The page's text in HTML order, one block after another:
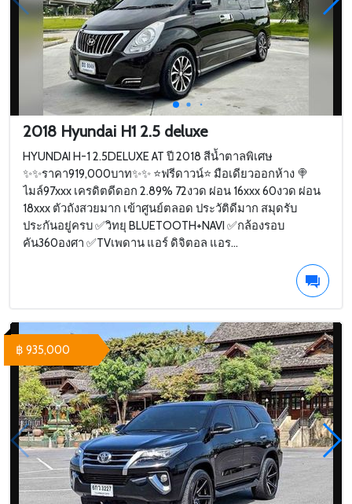
2018 Hyundai H1 2.5 deluxe
HYUNDAI H-1 2.5DELUXE AT ปี 2018 สีน้ำตาลพิเศษ
✨✨ราคา919,000บาท✨✨ ⭐️ฟรีดาวน์⭐️ มือเดียวออกห้าง 🍭
ไมล์97xxx เครดิตดีดอก 2.89% 72งวด ผ่อน 16xxx 60งวด ผ่อน
18xxx ตัวถังสวยมาก เข้าศูนย์ตลอด ประวัติดีมาก สมุดรับ
ประกันอยู่ครบ ✅วิทยุ BLUETOOTH+NAVI ✅กล้องรอบ
คัน360องศา ✅TVเพดาน แอร์ ดิจิตอล แอร...
฿ 935,000